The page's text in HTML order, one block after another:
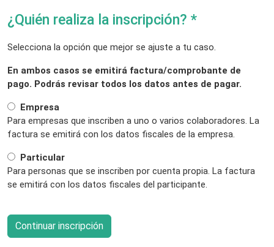
¿Quién realiza la inscripción? *
Selecciona la opción que mejor se ajuste a tu caso.
En ambos casos se emitirá factura/comprobante de
pago. Podrás revisar todos los datos antes de pagar.
Empresa
Para empresas que inscriben a uno o varios colaboradores. La
factura se emitirá con los datos fiscales de la empresa.
Particular
Para personas que se inscriben por cuenta propia. La factura
se emitirá con los datos fiscales del participante.